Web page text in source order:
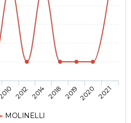
MOLINELLI
2012 2014 2018 20192020 2021